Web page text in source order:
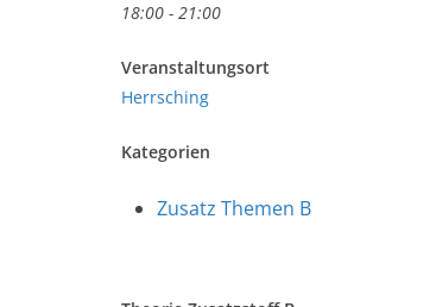
18:00 - 21:00
Veranstaltungsort
Herrsching
Kategorien
Zusatz Themen B